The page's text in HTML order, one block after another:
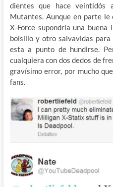
dientes que hace veintidós
Mutantes. Aunque en parte le
X-Force supondría una
bolsillo y otro salvavidas
esta a punto de hundirse.
cualquiera con dos dedos de
gravísimo error, por mucho
fans.